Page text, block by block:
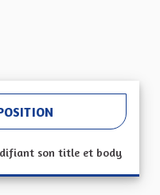
son title et body